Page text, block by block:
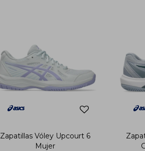
Zapatillas Vóley Upcourt 6
Mujer